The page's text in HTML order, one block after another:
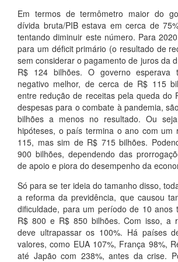
Em termos de termômetro maior do
dívida bruta/PIB estava em cerca de
tentando diminuir este número. Para
para um déficit primário (o resultado de
sem considerar o pagamento de juros da
R$ 124 bilhões. O governo esperava
negativo melhor, de cerca de R$ 115
entre redução de receitas pela queda do
despesas para o combate à pandemia,
bilhões a menos no resultado. Ou
hipóteses, o país termina o ano com um
115, mas sim de R$ 715 bilhões.
900 bilhões, dependendo das
de apoio e piora do desempenho da
Só para se ter ideia do tamanho disso,
a reforma da previdência, que causou
dificuldade, para um período de 10 anos
R$ 800 e R$ 850 bilhões. Com isso, a
deve ultrapassar os 100%. Há países
valores, como EUA 107%, França 98%,
até Japão com 238%, antes da crise.